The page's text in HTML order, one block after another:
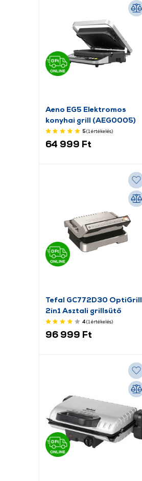
Aeno EG5 Elektromos
konyhai grill (AEG0005)
5(1 értékelés)
64 999 Ft
Tefal GC772D30 OptiGrill
2in1 Asztali grillsütő
4(1 értékelés)
96 999 Ft